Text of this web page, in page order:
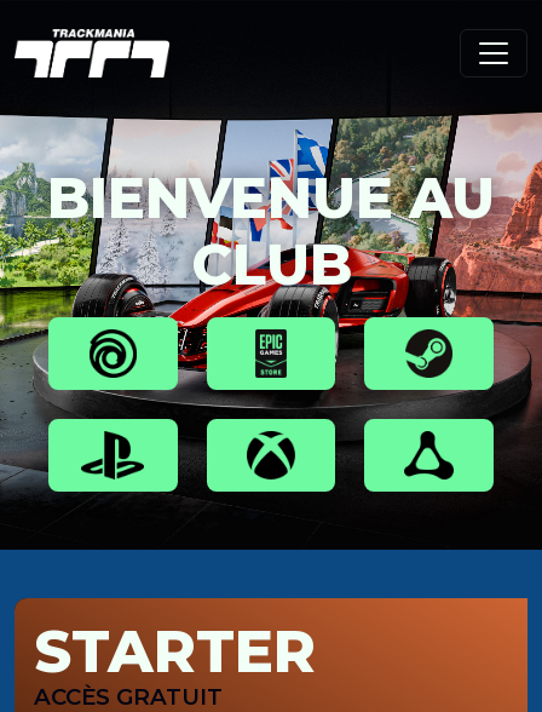
BIENVENUE AU
CLUB
STARTER
ACCÈS GRATUIT